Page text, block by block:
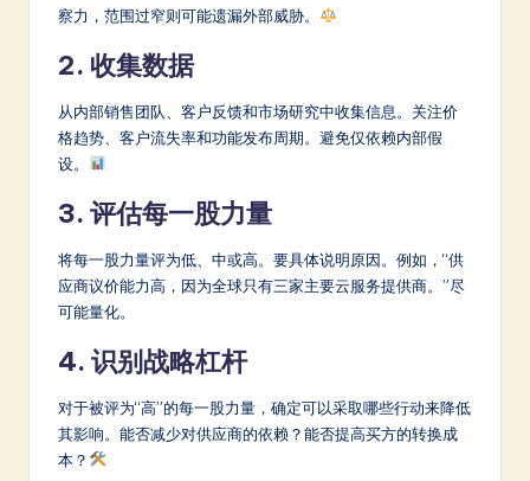
察力，范围过窄则可能遗漏外部威胁。
2. 收集数据
从内部销售团队、客户反馈和市场研究中收集信息。关注价
格趋势、客户流失率和功能发布周期。避免仅依赖内部假
设。
3. 评估每一股力量
将每一股力量评为低、中或高。要具体说明原因。例如，“供
应商议价能力高，因为全球只有三家主要云服务提供商。”尽
可能量化。
4. 识别战略杠杆
对于被评为“高”的每一股力量，确定可以采取哪些行动来降低
其影响。能否减少对供应商的依赖？能否提高买方的转换成
本？